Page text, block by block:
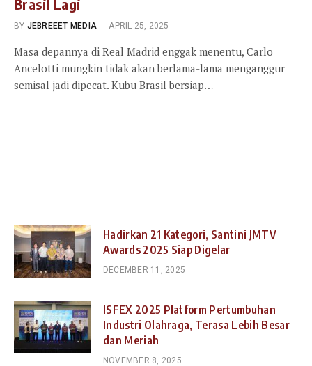
Brasil Lagi
BY JEBREEET MEDIA APRIL 25, 2025
Masa depannya di Real Madrid enggak menentu, Carlo
Ancelotti mungkin tidak akan berlama-lama menganggur
semisal jadi dipecat. Kubu Brasil bersiap…
Hadirkan 21 Kategori, Santini JMTV
Awards 2025 Siap Digelar
DECEMBER 11, 2025
ISFEX 2025 Platform Pertumbuhan
Industri Olahraga, Terasa Lebih Besar
dan Meriah
NOVEMBER 8, 2025